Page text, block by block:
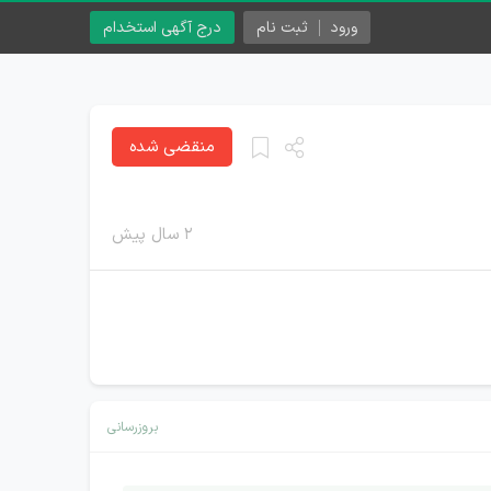
درج آگهی استخدام ورود ثبت نام
۲ سال پیش
منقضی شده
بروزرسانی